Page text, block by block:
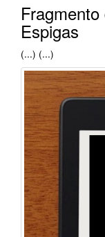
Espigas
(...) (...)